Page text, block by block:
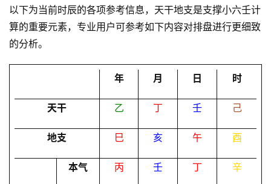
首
页
占
以下为当前时辰的各项参考信息，天干地支是支撑小六壬计
算的重要元素，专业用户可参考如下内容对排盘进行更细致
的分析。
年 月 日 时
天干 乙 丁 壬 己
地支 巳 亥 午 酉
本气 丙 壬 丁 辛